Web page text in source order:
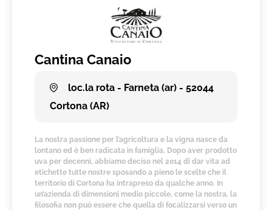
Cantina Canaio
loc.la rota - Farneta (ar) - 52044
Cortona (AR)
La nostra passione per l’agricoltura e la vigna nasce da
lontano ed è ben radicata in famiglia. Dopo aver prodotto
uva per decenni, abbiamo deciso nel 2014 di dar vita ad
etichette tutte nostre sposando a pieno le scelte che il
territorio di Cortona ha intrapreso da qualche anno. In
un’azienda di dimensioni medio piccole, come la nostra, la
filosofia non può essere che quella di focalizzarsi verso un